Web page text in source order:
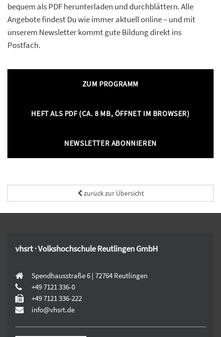
bequem als PDF herunterladen und durchblättern. Alle
Angebote findest Du wie immer aktuell online – und mit
unserem Newsletter kommt gute Bildung direkt ins
Postfach.
ZUM PROGRAMM
HEFT ALS PDF (CA. 8 MB, ÖFFNET IM BROWSER)
NEWSLETTER ABONNIEREN
zurück zur Übersicht
vhsrt · Volkshochschule Reutlingen GmbH
Spendhausstraße 6 | 72764 Reutlingen
+49 7121 336-0
+49 7121 336-222
info@vhsrt.de